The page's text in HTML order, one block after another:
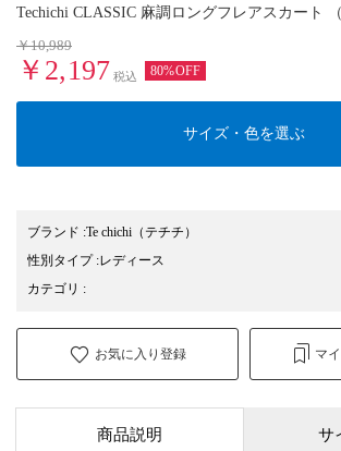
Techichi CLASSIC 麻調ロングフレアスカート
￥10,989
￥2,197 税込 80%OFF
サイズ・色を選ぶ
ブランド :Te chichi （テチチ）
性別タイプ:レディース
カテゴリ :
お気に入り登録 マ
商品説明 サ